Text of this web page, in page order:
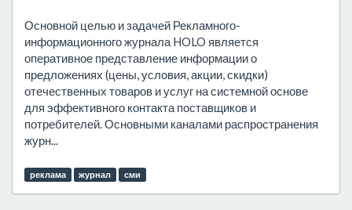
Основной целью и задачей Рекламного-
информационного журнала HOLO является
оперативное представление информации о
предложениях (цены, условия, акции, скидки)
отечественных товаров и услуг на системной основе
для эффективного контакта поставщиков и
потребителей. Основными каналами распространения
журн...
реклама журнал сми